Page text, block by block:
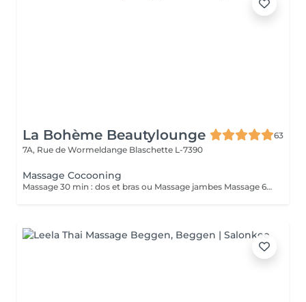
La Bohème Beautylounge
63
7A, Rue de Wormeldange Blaschette L-7390
Massage Cocooning
Massage 30 min : dos et bras ou Massage jambes Massage 60 min dos, bras, jambes *Durée incluant préparation du client et fin de séance ( 10/15 min)*